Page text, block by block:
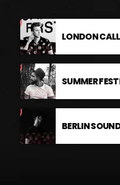
LONDON
SUMMER
BERLIN